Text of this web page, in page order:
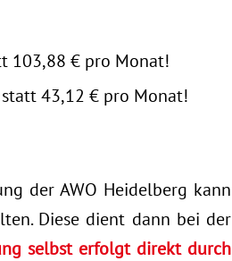
103,88 € pro Monat!
43,12 € pro Monat!
der AWO Heidelberg kann
Diese dient dann bei der
selbst erfolgt direkt durch